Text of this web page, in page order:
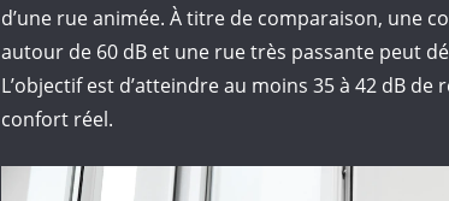
d’une rue animée. À titre de comparaison, une
autour de 60 dB et une rue très passante peut
L’objectif est d’atteindre au moins 35 à 42 dB
confort réel.